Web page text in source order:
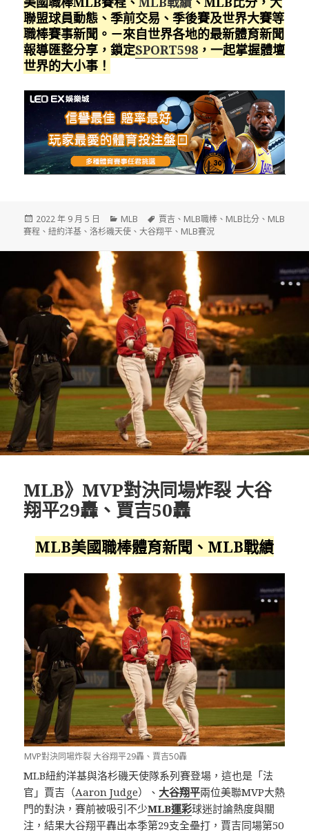
聯盟球員動態、季前交易、季後賽及世界大賽等
職棒賽事新聞。－來自世界各地的最新體育新聞
報導匯整分享，鎖定SPORT598 ，一起掌握體壇
世界的大小事！
發
佈
2022 年 9 月 5 日
分
類
MLB
標
籤
賈吉 、 MLB職棒 、 MLB比分 、 MLB
賽程 、紐約洋基 、洛杉磯天使 、大谷翔平 、 MLB賽況
MLB》MVP對決同場炸裂 大谷
翔平29轟、賈吉50轟
MLB美國職棒體育新聞、MLB戰績
MVP對決同場炸裂 大谷翔平29轟、賈吉50轟
MLB紐約洋基與洛杉磯天使隊系列賽登場，這也是「法
官」賈吉（Aaron Judge）、 大谷翔平兩位美聯MVP大熱
門的對決，賽前被吸引不少MLB運彩球迷討論熱度與關
注，結果大谷翔平轟出本季第29支全壘打，賈吉同場第50